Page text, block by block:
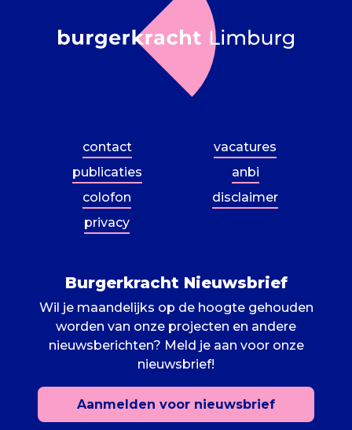
contact
vacatures
publicaties
anbi
colofon
disclaimer
privacy
Burgerkracht Nieuwsbrief
Wil je maandelijks op de hoogte gehouden
worden van onze projecten en andere
nieuwsberichten? Meld je aan voor onze
nieuwsbrief!
Aanmelden voor nieuwsbrief